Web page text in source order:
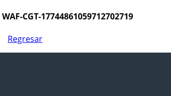
WAF-CGT-17744861059712702719
Regresar